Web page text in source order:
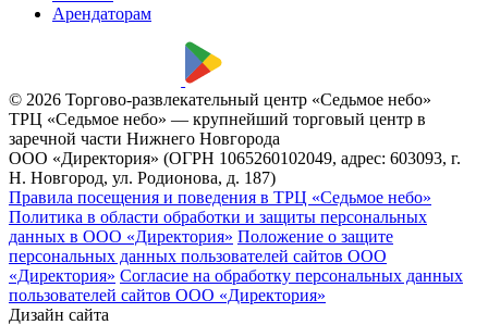
Арендаторам
© 2026 Торгово-развлекательный центр «Седьмое небо»
ТРЦ «Седьмое небо» — крупнейший торговый центр в
заречной части Нижнего Новгорода
ООО «Директория» (ОГРН 1065260102049, адрес: 603093, г.
Н. Новгород, ул. Родионова, д. 187)
Правила посещения и поведения в ТРЦ «Седьмое небо»
Политика в области обработки и защиты персональных
данных в ООО «Директория» Положение о защите
персональных данных пользователей сайтов ООО
«Директория» Согласие на обработку персональных данных
пользователей сайтов ООО «Директория»
Дизайн сайта